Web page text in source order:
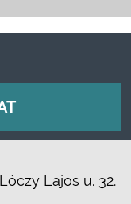
Lajos u. 32.